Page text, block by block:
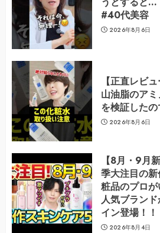
#40代美容
2026年8月6日
【正直レビ
山油脂のア
を検証した
2026年8月6日
【8月・9月
季大注目の
粧品のプロ
人気ブラン
イン登場！！
2026年8月4日